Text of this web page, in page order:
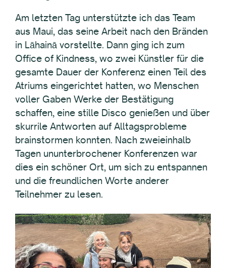
Am letzten Tag unterstützte ich das Team
aus Maui, das seine Arbeit nach den Bränden
in Lāhainā vorstellte. Dann ging ich zum
Office of Kindness, wo zwei Künstler für die
gesamte Dauer der Konferenz einen Teil des
Atriums eingerichtet hatten, wo Menschen
voller Gaben Werke der Bestätigung
schaffen, eine stille Disco genießen und über
skurrile Antworten auf Alltagsprobleme
brainstormen konnten. Nach zweieinhalb
Tagen ununterbrochener Konferenzen war
dies ein schöner Ort, um sich zu entspannen
und die freundlichen Worte anderer
Teilnehmer zu lesen.